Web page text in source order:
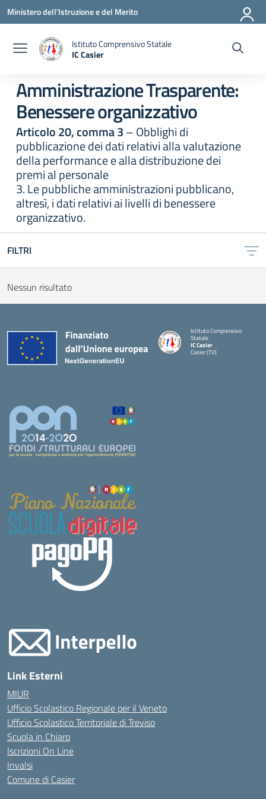
Vai ai contenuti
Vai al menu di navigazione
Vai al footer
Ministero dell'Istruzione e del Merito
Istituto Comprensivo Statale
IC Casier
Amministrazione Trasparente:
Benessere organizzativo
Articolo 20, comma 3– Obblighi di
pubblicazione dei dati relativi alla valutazione
della performance e alla distribuzione dei
premi al personale
3. Le pubbliche amministrazioni pubblicano,
altresì, i dati relativi ai livelli di benessere
organizzativo.
FILTRI
Nessun risultato
Istituto Comprensivo
Statale
IC Casier
Casier (TV)
Link Esterni
MIUR
Ufficio Scolastico Regionale per il Veneto
Ufficio Scolastico Territoriale di Treviso
Scuola in Chiaro
Iscrizioni On Line
Invalsi
Comune di Casier